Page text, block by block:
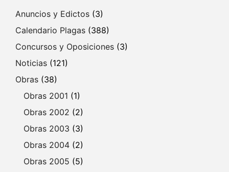
Anuncios y Edictos (3)
Calendario Plagas (388)
Concursos y Oposiciones (3)
Noticias (121)
Obras (38)
Obras 2001 (1)
Obras 2002 (2)
Obras 2003 (3)
Obras 2004 (2)
Obras 2005 (5)